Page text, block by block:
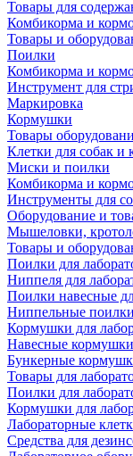
Товары для
Комбикорма и
Товары и
Поилки
Комбикорма и
Инструмент для
Маркировка
Кормушки
Товары
Клетки для собак и
Миски и поилки
Комбикорма и
Инструменты для
Оборудование и
Мышеловки,
Товары и
Поилки для
Ниппеля для
Поилки навесные
Ниппельные
Кормушки для
Навесные
Бункерные
Товары для
Поилки для
Кормушки для
Лабораторные
Средства для